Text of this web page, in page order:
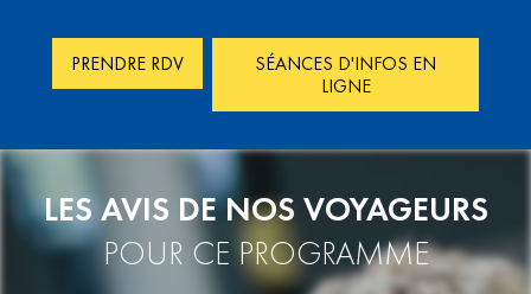
PRENDRE RDV
SÉANCES D'INFOS EN
LIGNE
LES AVIS DE NOS VOYAGEURS
POUR CE PROGRAMME